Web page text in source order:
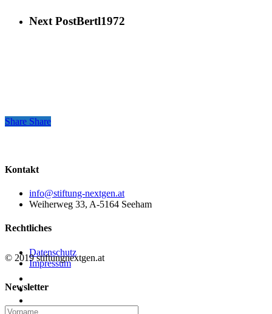
Next PostBertl1972
Share
Share Share
Kontakt
info@stiftung-nextgen.at
Weiherweg 33, A-5164 Seeham
Rechtliches
Datenschutz
Impressum
Newsletter
© 2019 stiftungnextgen.at
linkedin